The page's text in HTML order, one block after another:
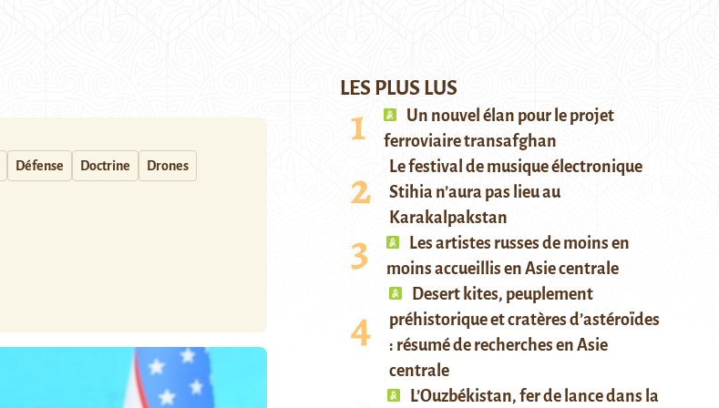
Défense Doctrine Drones
LES PLUS LUS
Un nouvel élan pour le projet
ferroviaire transafghan
Le festival de musique électronique
Stihia n’aura pas lieu au
Karakalpakstan
Les artistes russes de moins en
moins accueillis en Asie centrale
Desert kites, peuplement
préhistorique et cratères d’astéroïdes
: résumé de recherches en Asie
centrale
L’Ouzbékistan, fer de lance dans la